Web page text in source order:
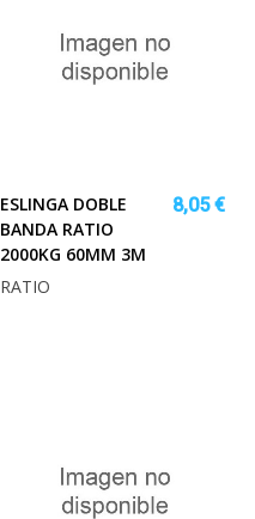
ESLINGA DOBLE
BANDA RATIO
2000KG 60MM 3M
8,05 €
RATIO